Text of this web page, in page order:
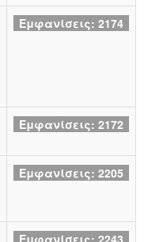
Εμφανίσεις: 2174
Εμφανίσεις: 2172
Εμφανίσεις: 2205
Εμφανίσεις: 2243